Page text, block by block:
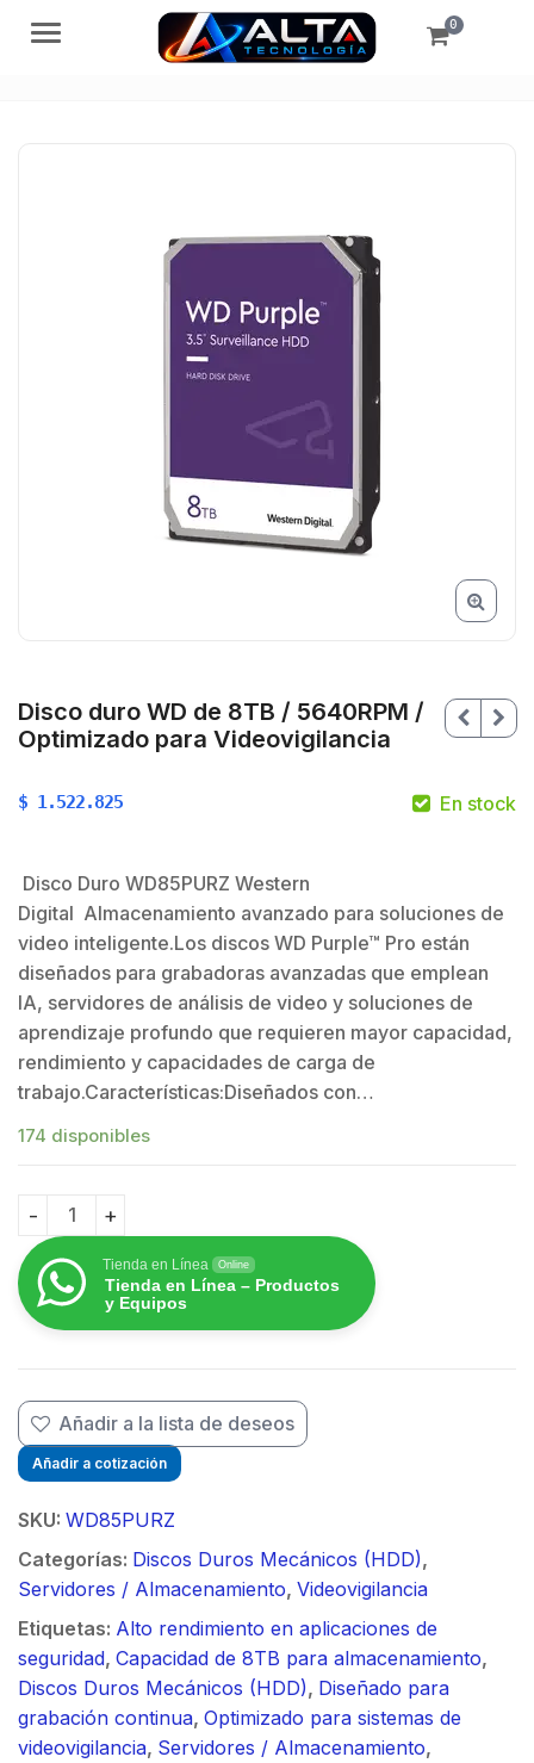
Menú 0
Disco duro WD de 8TB / 5640RPM /
Optimizado para Videovigilancia
$
$ 1.522.825 En stock
Disco Duro WD85PURZ Western
Digital Almacenamiento avanzado para soluciones de
video inteligente.Los discos WD Purple™ Pro están
diseñados para grabadoras avanzadas que emplean
IA, servidores de análisis de video y soluciones de
aprendizaje profundo que requieren mayor capacidad,
rendimiento y capacidades de carga de
trabajo.Características:Diseñados con…
174 disponibles
Disco duro WD de 8TB / 5640RPM / Optimizado
Tienda en Línea Online
Tienda en Línea – Productos
y Equipos
Añadir a la lista de deseos
Añadir a cotización
SKU: WD85PURZ
Categorías: Discos Duros Mecánicos (HDD),
Servidores / Almacenamiento, Videovigilancia
Etiquetas: Alto rendimiento en aplicaciones de
seguridad, Capacidad de 8TB para almacenamiento,
Discos Duros Mecánicos (HDD), Diseñado para
grabación continua, Optimizado para sistemas de
videovigilancia, Servidores / Almacenamiento,